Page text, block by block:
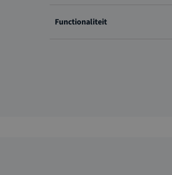
Functionaliteit